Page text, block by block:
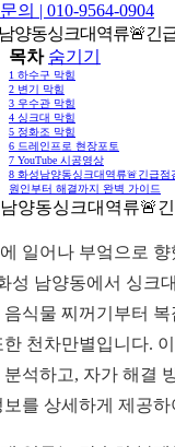
의 | 010-9564-0904
양동싱크대역류🚨긴
목차 숨기기
1 하수구 막힘
2 변기 막힘
3 우수관 막힘
4 싱크대 막힘
5 정화조 막힘
6 드레인프로 현장포토
7 YouTube 시공영상
8 화성남양동싱크대역류🚨긴급점
원인부터 해결까지 완벽 가이드
양동싱크대역류🚨
일어나 부엌으로
성 남양동에서 싱크
음식물 찌꺼기부터
한 천차만별입니다.
분석하고, 자가 해결
보를 상세하게 제공